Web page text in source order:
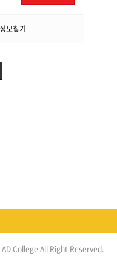
정보찾기
All Right Reserved.